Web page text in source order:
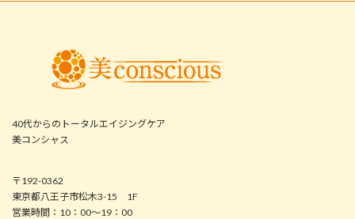
40代からのトータルエイジングケア
美コンシャス
〒192-0362
東京都八王子市松木3-15 1F
営業時間：10：00～19：00